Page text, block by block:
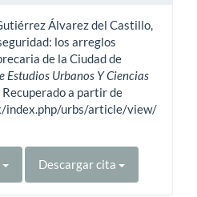
Álvarez del Castillo,
los arreglos
de la Ciudad de
Estudios Urbanos Y Ciencias
a partir de
index.php/urbs/article/view/
Descargar cita